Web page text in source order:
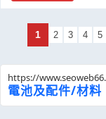
1 2 3 4 5
https://
電池及配件/材料